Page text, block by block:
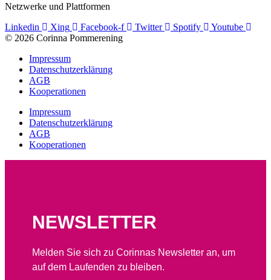
Netzwerke und Plattformen
Linkedin
Xing Facebook-f Twitter Spotify
Youtube
© 2026 Corinna Pommerening
Impressum
Datenschutzerklärung
AGB
Kooperationen
Impressum
Datenschutzerklärung
AGB
Kooperationen